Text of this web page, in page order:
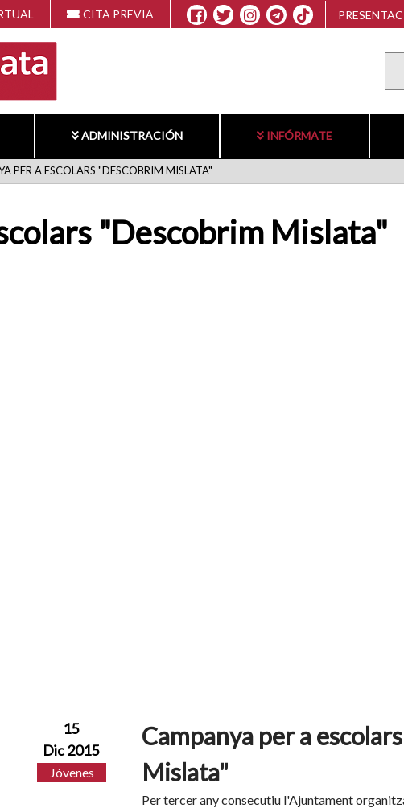
CITA PREVIA
ADMINISTRACIÓN INFÓRMATE
PER A ESCOLARS "DESCOBRIM MISLATA"
"Descobrim Mislata"
15
Dic 2015
Jóvenes
Campanya per a
Mislata"
Per tercer any consecutiu l'Ajuntament